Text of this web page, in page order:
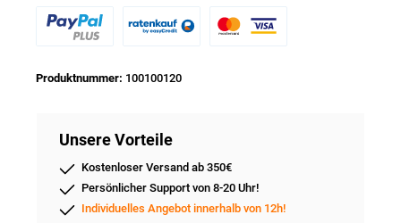
Produktnummer: 100100120
Unsere Vorteile
Kostenloser Versand ab 350€
Persönlicher Support von 8-20 Uhr!
Individuelles Angebot innerhalb von 12h!